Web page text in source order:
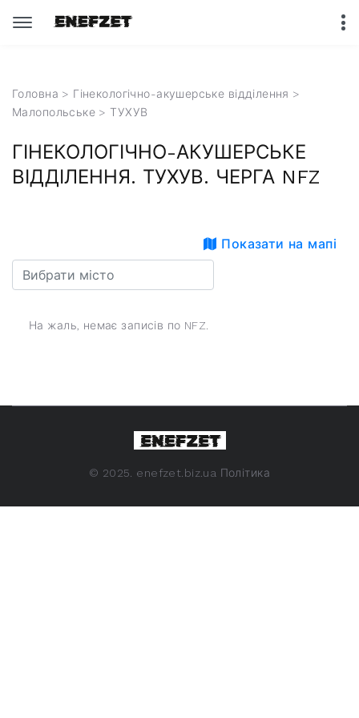
Головна > Гінекологічно-акушерське відділення >
Малопольське > ТУХУВ
ГІНЕКОЛОГІЧНО-АКУШЕРСЬКЕ
ВІДДІЛЕННЯ. ТУХУВ. ЧЕРГА NFZ
Показати на мапі
На жаль, немає записів по NFZ.
© 2025. enefzet.biz.ua Політика